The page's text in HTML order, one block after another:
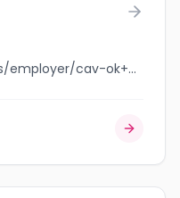
jobbank.gc.ca/browsejobs/employer/cav-ok+grill/ca